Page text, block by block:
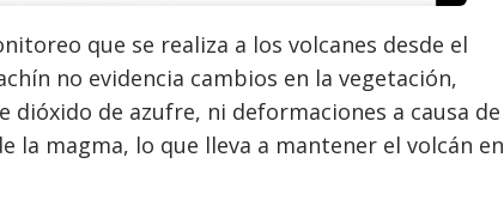
que se realiza a los volcanes desde el
no evidencia cambios en la vegetación,
dióxido de azufre, ni deformaciones a causa de
la magma, lo que lleva a mantener el volcán en